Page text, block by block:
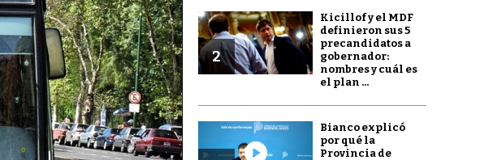
2
Kicillof y el MDF
definieron sus 5
precandidatos a
gobernador:
nombres y cuál es
el plan ...
Bianco explicó
por qué la
Provincia de